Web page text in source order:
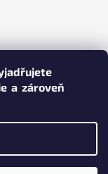
a zároveň